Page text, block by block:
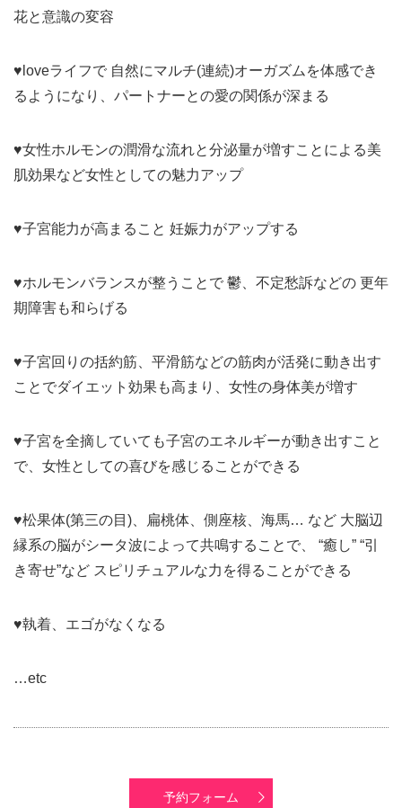
花と意識の変容
♥loveライフで 自然にマルチ(連続)オーガズムを体感でき
るようになり、パートナーとの愛の関係が深まる
♥女性ホルモンの潤滑な流れと分泌量が増すことによる美
肌効果など女性としての魅力アップ
♥子宮能力が高まること 妊娠力がアップする
♥ホルモンバランスが整うことで 鬱、不定愁訴などの 更年
期障害も和らげる
♥子宮回りの括約筋、平滑筋などの筋肉が活発に動き出す
ことでダイエット効果も高まり、女性の身体美が増す
♥子宮を全摘していても子宮のエネルギーが動き出すこと
で、女性としての喜びを感じることができる
♥松果体(第三の目)、扁桃体、側座核、海馬… など 大脳辺
縁系の脳がシータ波によって共鳴することで、 “癒し” “引
き寄せ”など スピリチュアルな力を得ることができる
♥執着、エゴがなくなる
…etc
予約フォーム